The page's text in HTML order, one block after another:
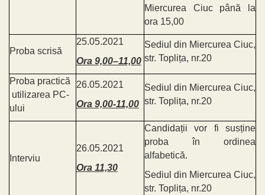
Miercurea Ciuc până la
ora 15,00
Proba scrisă
25.05.2021
Ora 9,00–11,00
Sediul din Miercurea Ciuc,
str. Toplița, nr.20
Proba practică
utilizarea PC-
ului
26.05.2021
Ora 9,00-11,00
Sediul din Miercurea Ciuc,
str. Toplița, nr.20
Interviu
26.05.2021
Ora 11,30
Candidații vor fi susține
proba în ordinea
alfabetică.
Sediul din Miercurea Ciuc,
str. Toplița, nr.20